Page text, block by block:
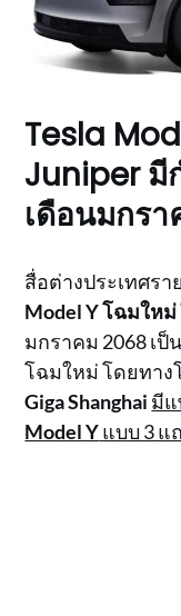
Tesla
Juniper มี
เดือนมกร
สื่อต่างประเทศรา
Model Y โฉมใหม่
มกราคม 2068 เป็
โฉมใหม่ โดยทา
Giga Shanghai มีแ
Model Yแบบ 3 แ